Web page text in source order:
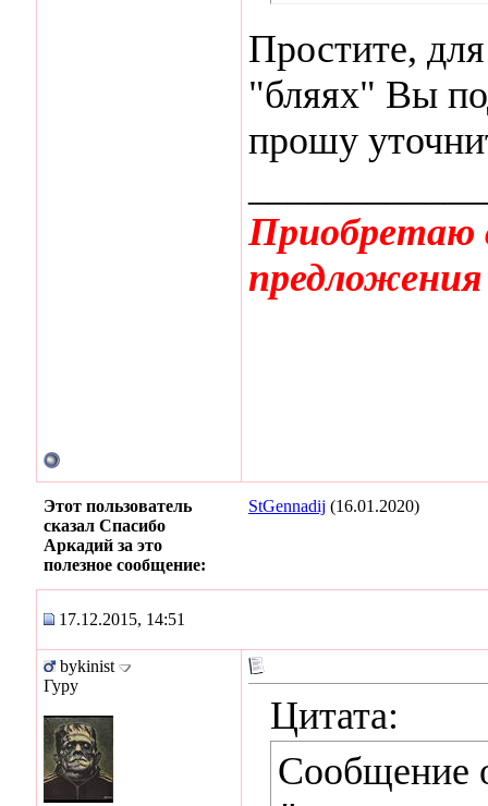
Простите,
"бляях" Вы
прошу
Приобретаю
Этот пользователь
сказал Спасибо
Аркадий за это
полезное сообщение:
StGennadij (16.01.2020)
17.12.2015, 14:51
bykinist
Гуру
Цитата:
Сообщение